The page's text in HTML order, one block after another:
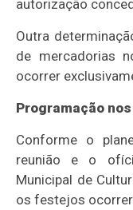
autorização
Outra
de mercadorias
ocorrer
Programação
Conforme o
reunião e o
Municipal de
os festejos